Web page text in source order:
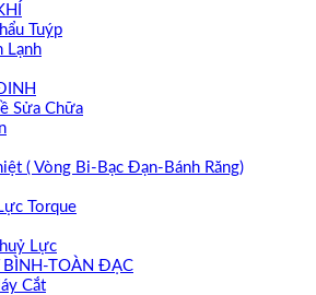
Tuýp
Lạnh
Sửa Chữa
( Vòng Bi-Bạc Đạn-Bánh Răng)
Torque
Lực
BÌNH-TOÀN ĐẠC
Cắt